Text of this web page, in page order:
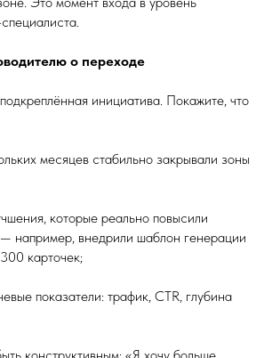
о переходе
инициатива. Покажите, что
месяцев стабильно закрывали зоны
которые реально повысили
например, внедрили шаблон генерации
карточек;
показатели: трафик, CTR, глубина